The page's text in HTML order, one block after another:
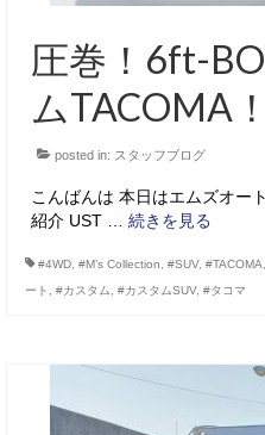
圧巻！6ft-
ムTACOMA
posted in: スタッフブログ
こんばんは 本日はエムズオー
紹介 UST … 続きを見る
#4WD #M’s Collection #SUV, #TACOMA
ート
#カスタム #カスタムSUV, #タコマ